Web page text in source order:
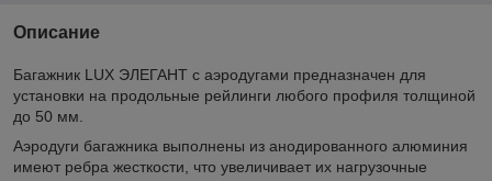
Описание
Багажник LUX ЭЛЕГАНТ с аэродугами предназначен для
установки на продольные рейлинги любого профиля толщиной
до 50 мм.
Аэродуги багажника выполнены из анодированного алюминия
имеют ребра жесткости, что увеличивает их нагрузочные